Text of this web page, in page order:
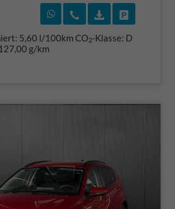
Rückruf vereinbaren
Wir rufen Sie an
5,60 l/100kmCO2-Klasse: D
127,00 g/km